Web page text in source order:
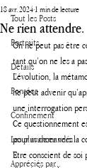
Tout les Posts
Portraits
Détails
Pensées
Confinement
Les plus demandés
Appréciés par...
Ne rien attendre.
18 avr. 2024 1 min de lecture
On ne peut pas être
tant qu’on ne les a
L’évolution, la
ne peut advenir
une interrogation
Ce questionnement
pour avancer vers la
Etre conscient de soi